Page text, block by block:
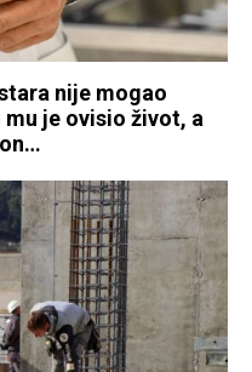
nije mogao
je ovisio život, a